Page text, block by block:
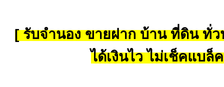
[ รับจำนอง ขายฝาก บ้าน ที่ดิน ทั่ว
ได้เงินไว ไม่เช็คแบล็